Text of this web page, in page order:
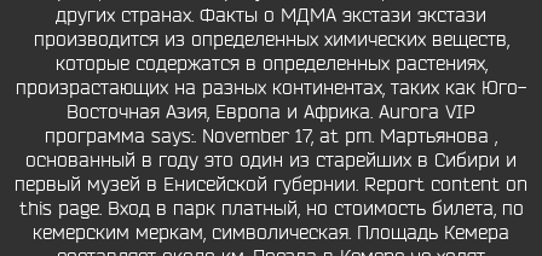
других странах. Факты о МДМА экстази экстази
производится из определенных химических веществ,
которые содержатся в определенных растениях,
произрастающих на разных континентах, таких как Юго-
Восточная Азия, Европа и Африка. Aurora VIP
программа says:. November 17, at pm. Мартьянова ,
основанный в году это один из старейших в Сибири и
первый музей в Енисейской губернии. Report content on
this page. Вход в парк платный, но стоимость билета, по
кемерским меркам, символическая. Площадь Кемера